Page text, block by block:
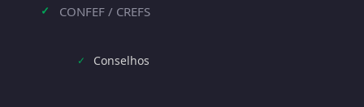
✓ CONFEF / CREFS
✓ Conselhos